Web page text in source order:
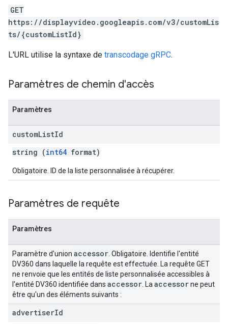
GET
https://displayvideo.googleapis.com/v3/customLis
ts/{customListId}
L'URL utilise la syntaxe de transcodage gRPC.
Paramètres de chemin d'accès
Paramètres
customListId
string (int64 format)
Obligatoire. ID de la liste personnalisée à récupérer.
Paramètres de requête
Paramètres
Paramètre d'union accessor . Obligatoire. Identifie l'entité
DV360 dans laquelle la requête est effectuée. La requête GET
ne renvoie que les entités de liste personnalisée accessibles à
l'entité DV360 identifiée dans accessor . La accessorne peut
être qu'un des éléments suivants :
advertiserId